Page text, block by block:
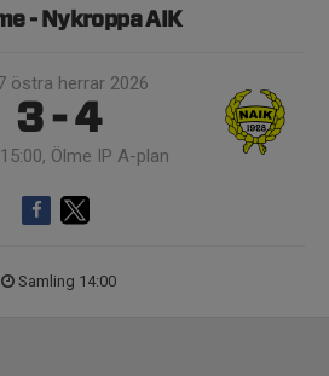
- Nykroppa AIK
östra herrar 2026
3 - 4
Ölme IP A-plan
Samling 14:00